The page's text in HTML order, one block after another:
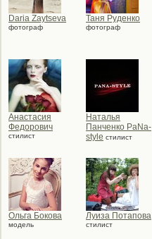
Daria Zaytseva
фотограф
Таня Руденко
фотограф
Анастасия
Федорович
стилист
Наталья
Панченко PаNа-
style стилист
Ольга Бокова
модель
Луиза Потапова
стилист